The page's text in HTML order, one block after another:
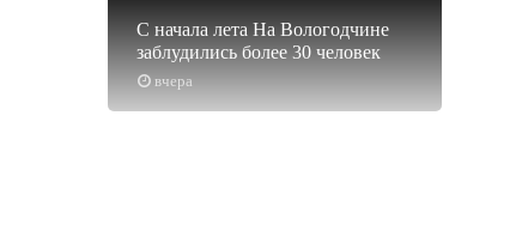
вчера
С начала лета На Вологодчине
заблудились более 30 человек